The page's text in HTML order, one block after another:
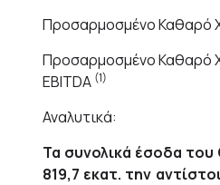
Προσαρμοσμένο Καθαρό
Προσαρμοσμένο Καθαρό
EBITDA (1)
Αναλυτικά:
Τα συνολικά έσοδα του
819,7 εκατ. την